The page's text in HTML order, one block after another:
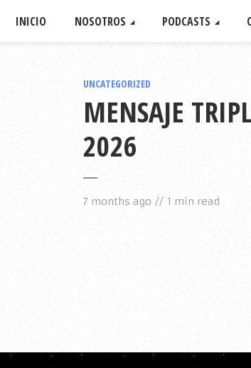
INICIO NOSOTROS PODCASTS
UNCATEGORIZED
MENSAJE
2026
7 months ago 1 min read